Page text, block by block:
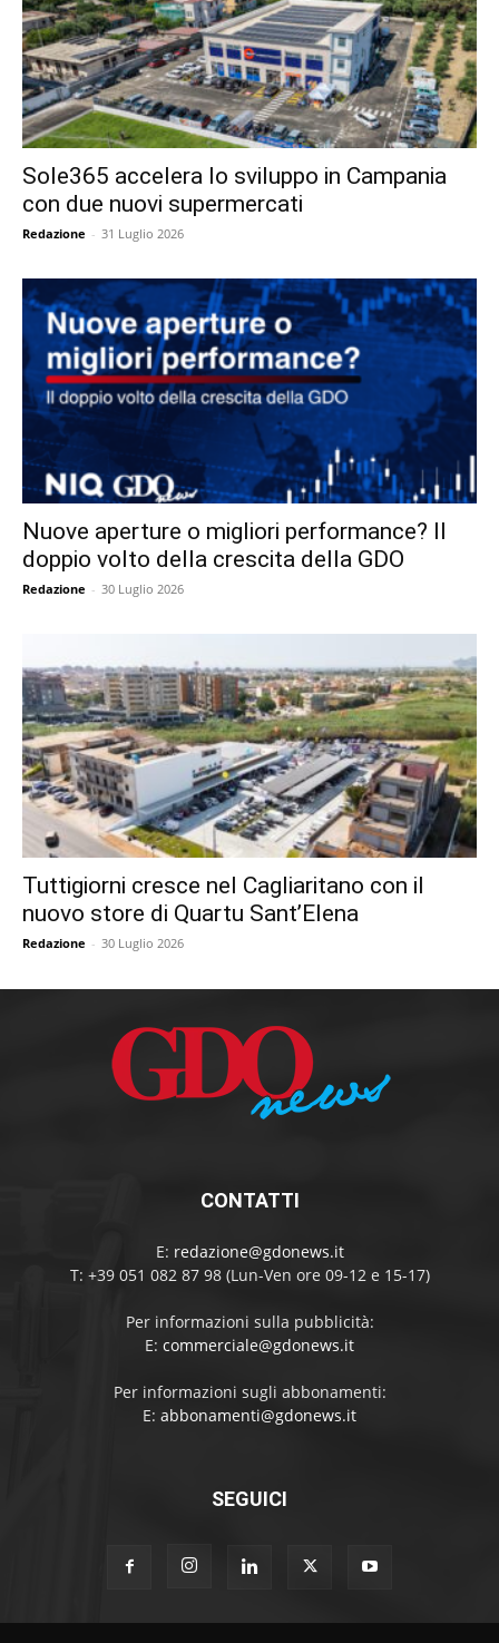
Sole365 accelera lo sviluppo in Campania
con due nuovi supermercati
Redazione - 31 Luglio 2026
Nuove aperture o migliori performance? Il
doppio volto della crescita della GDO
Redazione - 30 Luglio 2026
Tuttigiorni cresce nel Cagliaritano con il
nuovo store di Quartu Sant’Elena
Redazione - 30 Luglio 2026
CONTATTI
E: redazione@gdonews.it
T: +39 051 082 87 98 (Lun-Ven ore 09-12 e 15-17)
Per informazioni sulla pubblicità:
E: commerciale@gdonews.it
Per informazioni sugli abbonamenti:
E: abbonamenti@gdonews.it
SEGUICI